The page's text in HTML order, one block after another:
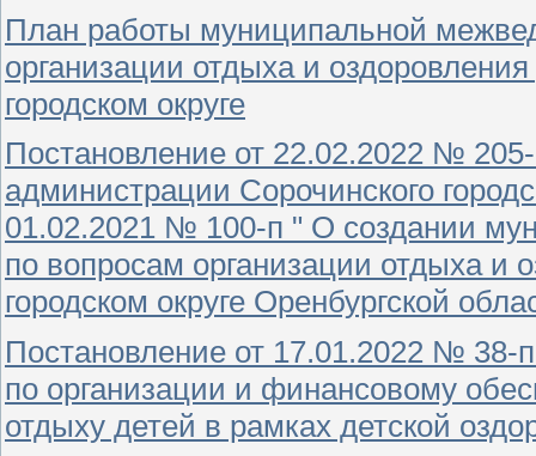
План работы муниципальной
организации отдыха и
городском округе
Постановление от 22.02.2022 №
администрации Сорочинского
01.02.2021 № 100-п " О создании
по вопросам организации отдыха и
городском округе Оренбургской
Постановление от 17.01.2022 № 38-
по организации и финансовому
отдыху детей в рамках детской